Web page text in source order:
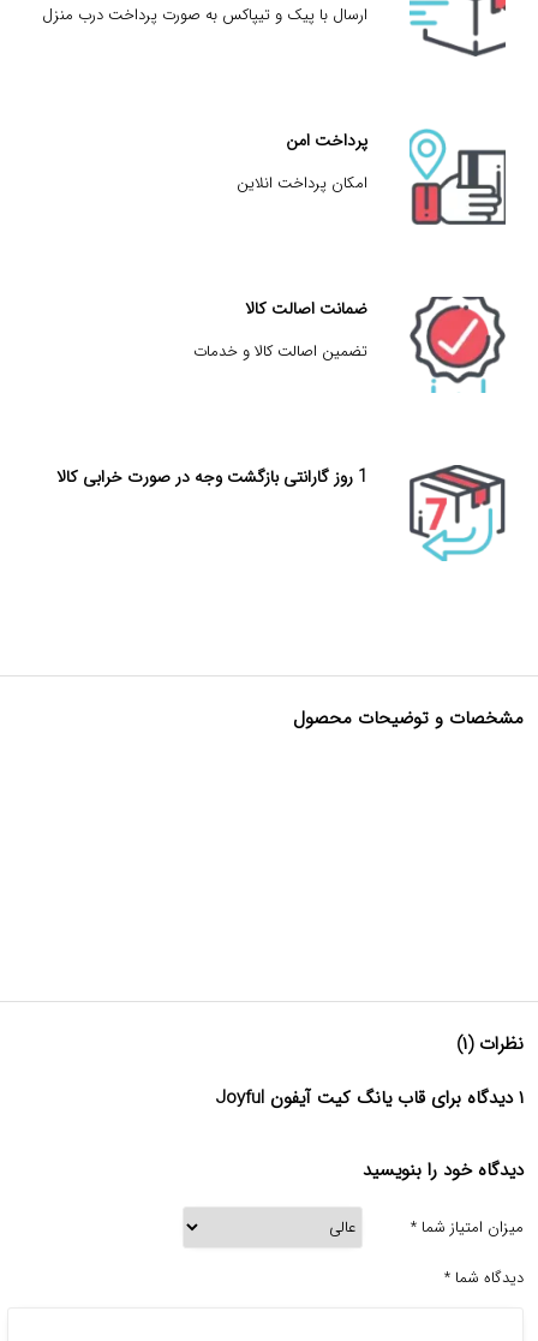
ارسال با پیک و تیپاکس به صورت پرداخت درب منزل
پرداخت امن
امکان پرداخت انلاین
ضمانت اصالت کالا
تضمین اصالت کالا و خدمات
1 روز گارانتی بازگشت وجه در صورت خرابی کالا
مشخصات و توضیحات محصول
نظرات (۱)
۱ دیدگاه برای قاب یانگ کیت آیفون Joyful
دیدگاه خود را بنویسید
میزان امتیاز شما *
دیدگاه شما *